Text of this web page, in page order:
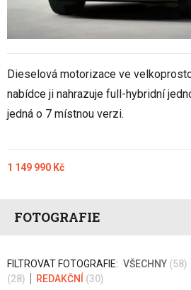
Dieselová motorizace ve
nabídce ji nahrazuje full-hybridní
jedná o 7 místnou verzi.
1 149 990 Kč
FOTOGRAFIE
FILTROVAT FOTOGRAFIE: VŠECHNY (58)
(28)
REDAKČNÍ (30)